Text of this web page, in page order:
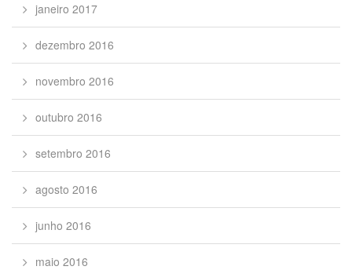
janeiro 2017
dezembro 2016
novembro 2016
outubro 2016
setembro 2016
agosto 2016
junho 2016
maio 2016